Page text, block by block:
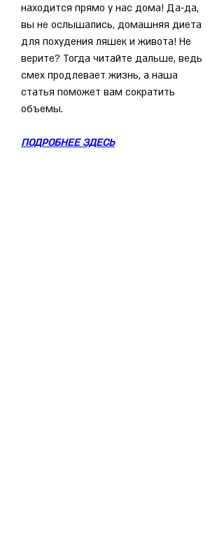
находится прямо у нас дома! Да-да,
вы не ослышались, домашняя диета
для похудения ляшек и живота! Не
верите? Тогда читайте дальше, ведь
смех продлевает жизнь, а наша
статья поможет вам сократить
объемы.
ПОДРОБНЕЕ ЗДЕСЬ